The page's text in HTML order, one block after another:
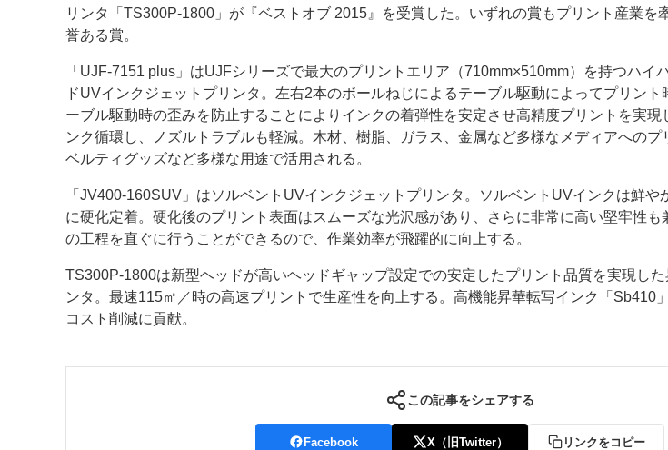
案内
印刷機材年鑑
運営
会社案内 購読・購入申し込み サイトポリシー お問い合わせ
リンタ「TS300P-1800」が『ベストオブ 2015』を受賞した。いずれの賞もプリント産業を
誉ある賞。
「UJF-7151 plus」はUJFシリーズで最大のプリントエリア（710mm×510mm）を持つハイ
ドUVインクジェットプリンタ。左右2本のボールねじによるテーブル駆動によってプリン
ーブル駆動時の歪みを防止することによりインクの着弾性を安定させ高精度プリントを実現
ンク循環し、ノズルトラブルも軽減。木材、樹脂、ガラス、金属など多様なメディアへのプ
ベルティグッズなど多様な用途で活用される。
「JV400-160SUV」はソルベントUVインクジェットプリンタ。ソルベントUVインクは鮮や
に硬化定着。硬化後のプリント表面はスムーズな光沢感があり、さらに非常に高い堅牢性
の工程を直ぐに行うことができるので、作業効率が飛躍的に向上する。
TS300P-1800は新型ヘッドが高いヘッドギャップ設定での安定したプリント品質を実現し
ンタ。最速115㎡／時の高速プリントで生産性を向上する。高機能昇華転写インク「Sb410
コスト削減に貢献。
この記事をシェアする
Facebook X（旧Twitter） リンクをコピー